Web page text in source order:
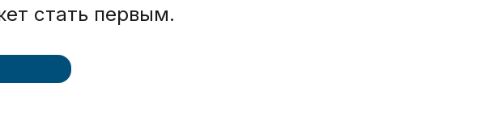
стать первым.